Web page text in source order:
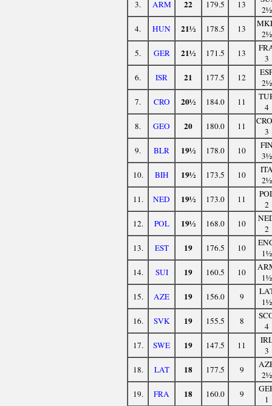
3. ARM 22 179.5 13
2½
4.
HUN 21½ 178.5 13
2½
5.
GER 21½ 171.5 13
3
6.
ISR 21 177.5 12
2½
7.
CRO 20½ 184.0 11
4
8.
GEO 20 180.0 11
3
9.
BLR 19½ 178.0 10
3½
10.
BIH 19½ 173.5 10
2½
11.
NED 19½ 173.0 11
2
12.
POL 19½ 168.0 10
2
13.
EST 19 176.5 10
1½
14.
SUI 19 160.5 10
1½
15.
AZE 19 156.0 9
1½
16.
SVK 19 155.5 8
4
17.
SWE 19 147.5 11
3
18.
LAT 18 177.5 9
2½
19.
FRA 18 160.0 9
1